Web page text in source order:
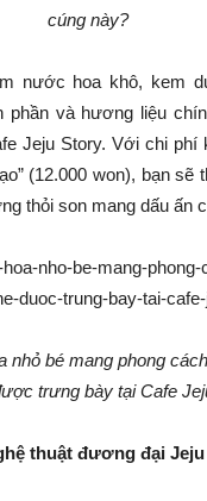
cúng này?
nước hoa khô, kem
phần và hương liệu
Jeju Story. Với chi phí
(12.000 won), bạn sẽ
thỏi son mang dấu ấn
nhỏ bé mang phong
trưng bày tại Cafe
thuật đương đại Jeju